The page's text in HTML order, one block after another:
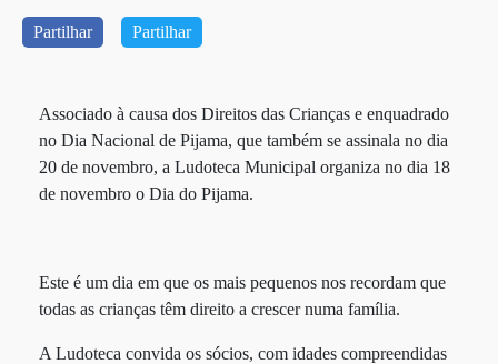
Partilhar Partilhar
Associado à causa dos Direitos das Crianças e enquadrado
no Dia Nacional de Pijama, que também se assinala no dia
20 de novembro, a Ludoteca Municipal organiza no dia 18
de novembro o Dia do Pijama.
Este é um dia em que os mais pequenos nos recordam que
todas as crianças têm direito a crescer numa família.
A Ludoteca convida os sócios, com idades compreendidas